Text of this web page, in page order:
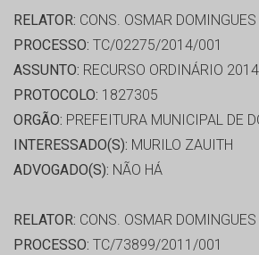
RELATOR: CONS. OSMAR
PROCESSO: TC/02275/2014/001
ASSUNTO: RECURSO ORDINÁRIO 2014
PROTOCOLO: 1827305
ORGÃO: PREFEITURA MUNICIPAL DE
INTERESSADO(S): MURILO ZAUITH
ADVOGADO(S): NÃO HÁ
RELATOR: CONS. OSMAR
PROCESSO: TC/73899/2011/001